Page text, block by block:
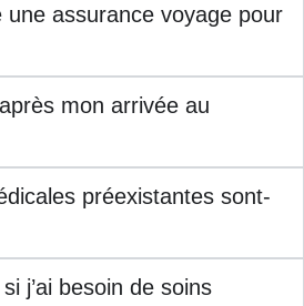
une assurance voyage pour
mon arrivée au
préexistantes sont-
j’ai besoin de soins